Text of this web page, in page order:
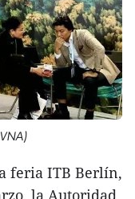
feria ITB Berlín,